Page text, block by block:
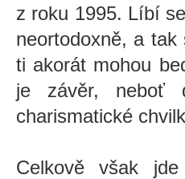
z roku 1995. Líbí
neortodoxně, a
ti akorát mohou
je závěr, neboť
charismatické
Celkově však